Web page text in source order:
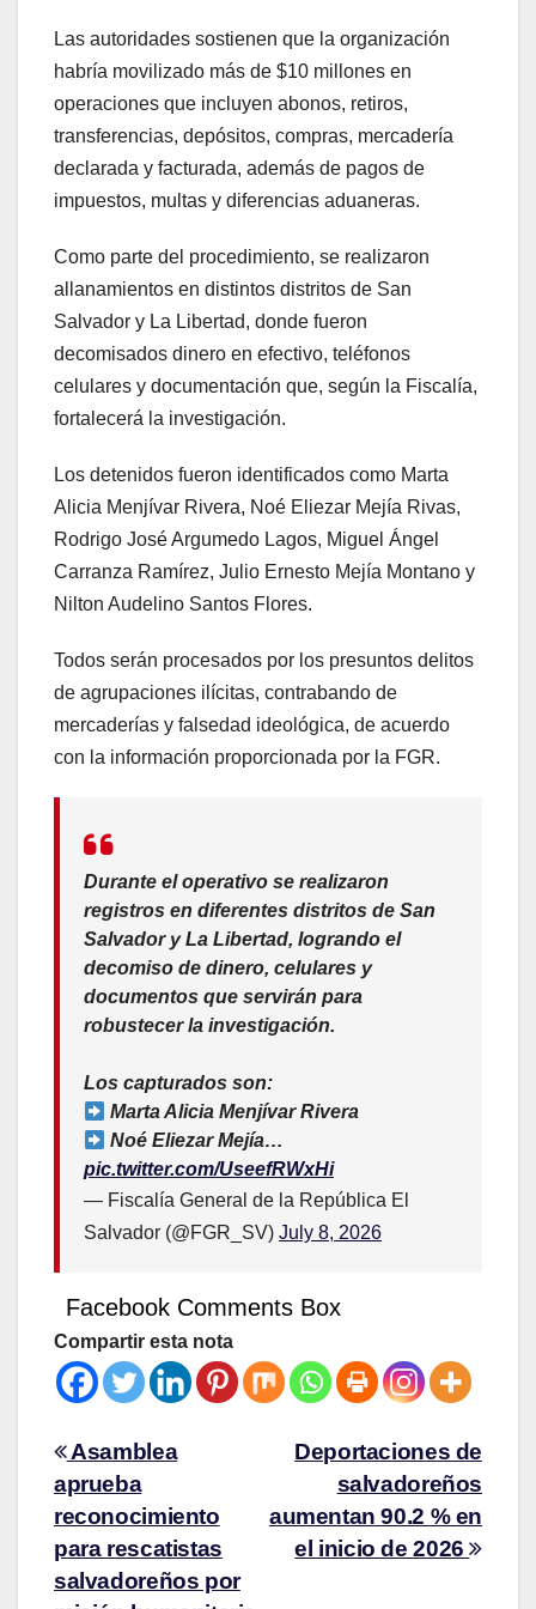
Las autoridades sostienen que la organización
habría movilizado más de $10 millones en
operaciones que incluyen abonos, retiros,
transferencias, depósitos, compras, mercadería
declarada y facturada, además de pagos de
impuestos, multas y diferencias aduaneras.
Como parte del procedimiento, se realizaron
allanamientos en distintos distritos de San
Salvador y La Libertad, donde fueron
decomisados dinero en efectivo, teléfonos
celulares y documentación que, según la Fiscalía,
fortalecerá la investigación.
Los detenidos fueron identificados como Marta
Alicia Menjívar Rivera, Noé Eliezar Mejía Rivas,
Rodrigo José Argumedo Lagos, Miguel Ángel
Carranza Ramírez, Julio Ernesto Mejía Montano y
Nilton Audelino Santos Flores.
Todos serán procesados por los presuntos delitos
de agrupaciones ilícitas, contrabando de
mercaderías y falsedad ideológica, de acuerdo
con la información proporcionada por la FGR.
Durante el operativo se realizaron
registros en diferentes distritos de San
Salvador y La Libertad, logrando el
decomiso de dinero, celulares y
documentos que servirán para
robustecer la investigación.
Los capturados son:
Marta Alicia Menjívar Rivera
Noé Eliezar Mejía…
pic.twitter.com/UseefRWxHi
— Fiscalía General de la República El
Salvador (@FGR_SV) July 8, 2026
Facebook Comments Box
Compartir esta nota
Deportaciones de
salvadoreños
aumentan 90.2 % en
el inicio de 2026
Asamblea
aprueba
reconocimiento
para rescatistas
salvadoreños por